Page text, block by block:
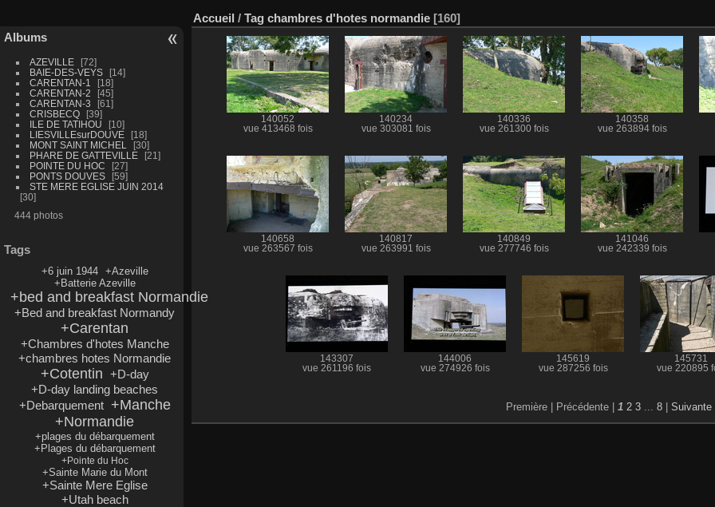
Albums
AZEVILLE
72
BAIE-DES-VEYS
14
CARENTAN-1
18
CARENTAN-2
45
CARENTAN-3
61
CRISBECQ
39
ILE DE TATIHOU
10
LIESVILLEsurDOUVE
18
MONT SAINT MICHEL
30
PHARE DE GATTEVILLE
21
POINTE DU HOC
27
PONTS DOUVES
59
STE MERE EGLISE JUIN 2014
30
444 photos
Tags
+6 juin 1944
+Azeville
+Batterie Azeville
+bed and breakfast Normandie
+Bed and breakfast Normandy
+Carentan
+Chambres d'hotes Manche
+chambres hotes Normandie
+Cotentin +D-day
+D-day landing beaches
+Debarquement +Manche
+Normandie
+plages du débarquement
+Plages du débarquement
+Pointe du Hoc
+Sainte Marie du Mont
+Sainte Mere Eglise
+Utah beach
Accueil / Tag chambres d'hotes normandie 160
140052
vue 413468 fois
140234
vue 303081 fois
140336
vue 261300 fois
140358
vue 263894 fois
140658
vue 263567 fois
140817
vue 263991 fois
140849
vue 277746 fois
141046
vue 242339 fois
143307
vue 261196 fois
144006
vue 274926 fois
145619
vue 287256 fois
145731
vue 220895
Première | Précédente | 1 2 3... 8 Suivante